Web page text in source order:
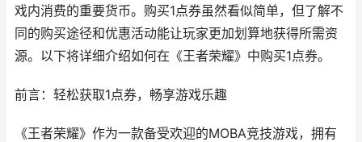
戏内消费的重要货币。购买1点券虽然看似简单，但了解不
同的购买途径和优惠活动能让玩家更加划算地获得所需资
源。以下将详细介绍如何在《王者荣耀》中购买1点券。
前言：轻松获取1点券，畅享游戏乐趣
《王者荣耀》作为一款备受欢迎的MOBA竞技游戏，拥有